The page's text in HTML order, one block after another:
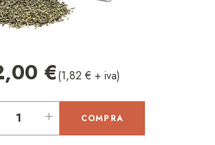
€(1,82 € + iva)
COMPRA